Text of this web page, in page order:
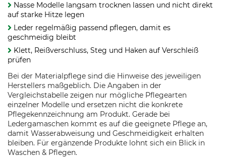
Nasse Modelle langsam trocknen lassen und nicht direkt
auf starke Hitze legen
Leder regelmäßig passend pflegen, damit es
geschmeidig bleibt
Klett, Reißverschluss, Steg und Haken auf Verschleiß
prüfen
Bei der Materialpflege sind die Hinweise des jeweiligen
Herstellers maßgeblich. Die Angaben in der
Vergleichstabelle zeigen nur mögliche Pflegearten
einzelner Modelle und ersetzen nicht die konkrete
Pflegekennzeichnung am Produkt. Gerade bei
Ledergamaschen kommt es auf die geeignete Pflege an,
damit Wasserabweisung und Geschmeidigkeit erhalten
bleiben. Für ergänzende Produkte lohnt sich ein Blick in
Waschen & Pflegen.